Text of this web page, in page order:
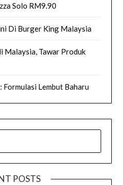
Solo RM9.90
Di Burger King Malaysia
Malaysia, Tawar Produk
Formulasi Lembut Baharu
POSTS